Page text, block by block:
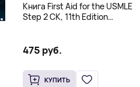
Книга First Aid for the USMLE
Step 2 CK, 11th Edition
475 руб.
КУПИТЬ